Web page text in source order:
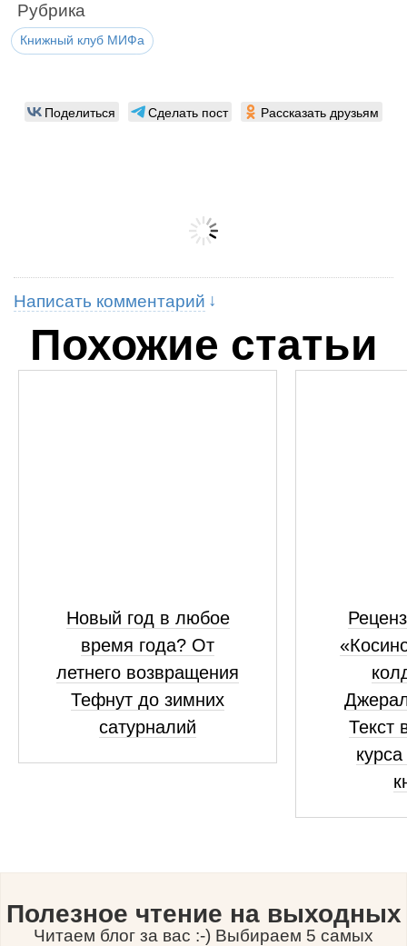
Рубрика
Книжный клуб МИФа
Поделиться Сделать пост Рассказать друзьям
Написать комментарий
Похожие статьи
Новый год в любое
время года? От
летнего возвращения
Тефнут до зимних
сатурналий
Текст
Полезное чтение на выходных
Читаем блог за вас :-) Выбираем 5 самых